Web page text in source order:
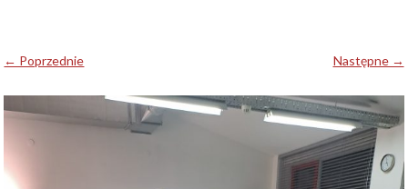
← Poprzednie Następne →